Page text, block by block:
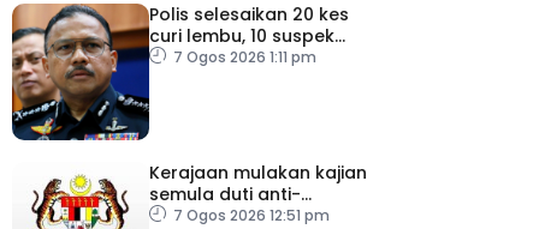
Polis selesaikan 20 kes
curi lembu, 10 suspek
diberkas
7 Ogos 2026 1:11 pm
Kerajaan mulakan kajian
semula duti anti-
lambakan import
7 Ogos 2026 12:51 pm